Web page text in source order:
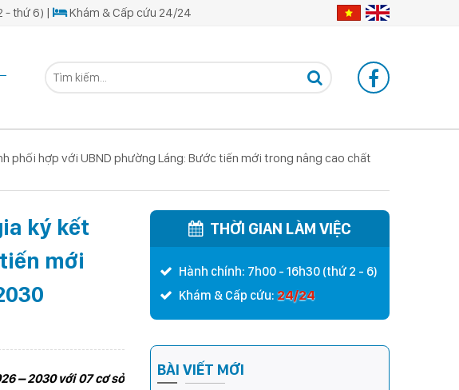
- thứ 6) | Khám & Cấp cứu 24/24
phối hợp với UBND phường Láng: Bước tiến mới trong nâng cao chất
ký kết
mới
– 2030 với 07 cơ sở
THỜI GIAN LÀM VIỆC
Hành chính: 7h00 - 16h30 (thứ 2 - 6)
Khám & Cấp cứu: 24/24
BÀI VIẾT MỚI